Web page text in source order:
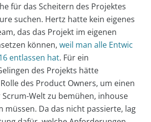
für das Scheitern des Projektes
suchen. Hertz hatte kein eigenes
das das Projekt im eigenen
können, weil man alle Entwic
entlassen hat. Für ein
des Projekts hätte
des Product Owners, um einen
Welt zu bemühen, inhouse
müssen. Da das nicht passierte, lag